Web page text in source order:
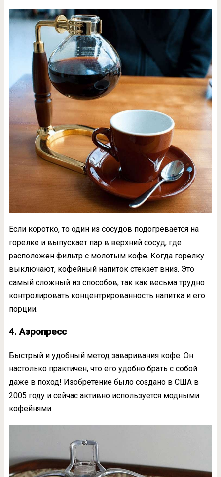
Если коротко, то один из сосудов подогревается на
горелке и выпускает пар в верхний сосуд, где
расположен фильтр с молотым кофе. Когда горелку
выключают, кофейный напиток стекает вниз. Это
самый сложный из способов, так как весьма трудно
контролировать концентрированность напитка и его
порции.
4. Аэропресс
Быстрый и удобный метод заваривания кофе. Он
настолько практичен, что его удобно брать с собой
даже в поход! Изобретение было создано в США в
2005 году и сейчас активно используется модными
кофейнями.